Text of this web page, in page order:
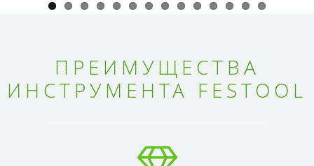
ПРЕИМУЩЕСТВА
ИНСТРУМЕНТА FESTOOL